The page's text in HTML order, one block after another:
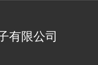
有限公司